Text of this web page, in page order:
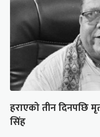
हराएको तीन दिनपछि
सिंह